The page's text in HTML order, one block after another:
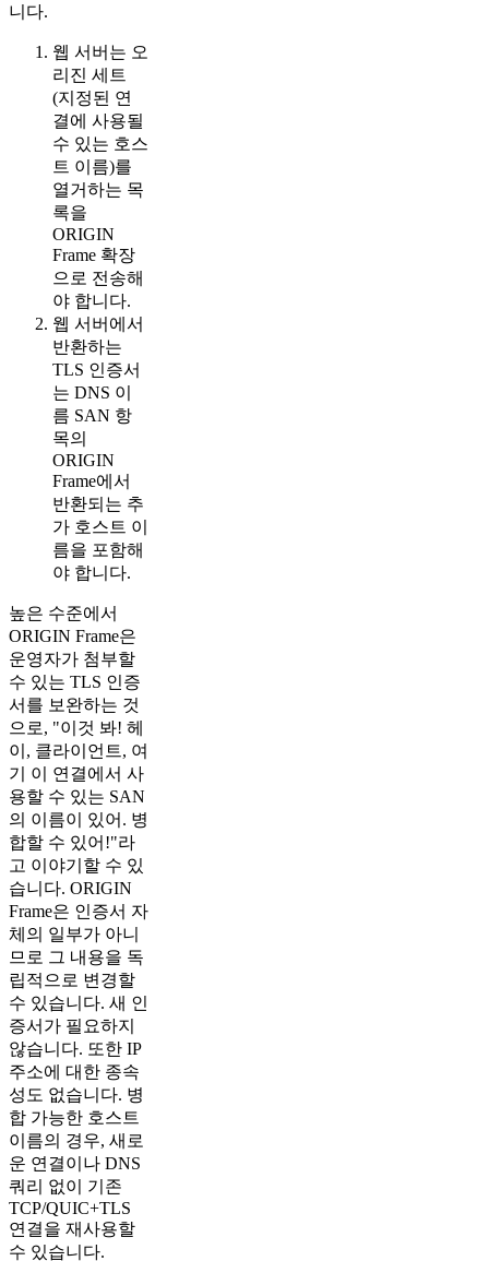
니다.
웹 서버는 오
리진 세트
(지정된 연
결에 사용될
수 있는 호스
트 이름)를
열거하는 목
록을
ORIGIN
Frame 확장
으로 전송해
야 합니다.
웹 서버에서
반환하는
TLS 인증서
는 DNS 이
름 SAN 항
목의
ORIGIN
Frame에서
반환되는 추
가 호스트 이
름을 포함해
야 합니다.
높은 수준에서
ORIGIN Frame은
운영자가 첨부할
수 있는 TLS 인증
서를 보완하는 것
으로, "이것 봐! 헤
이, 클라이언트, 여
기 이 연결에서 사
용할 수 있는 SAN
의 이름이 있어. 병
합할 수 있어!"라
고 이야기할 수 있
습니다. ORIGIN
Frame은 인증서 자
체의 일부가 아니
므로 그 내용을 독
립적으로 변경할
수 있습니다. 새 인
증서가 필요하지
않습니다. 또한 IP
주소에 대한 종속
성도 없습니다. 병
합 가능한 호스트
이름의 경우, 새로
운 연결이나 DNS
쿼리 없이 기존
TCP/QUIC+TLS
연결을 재사용할
수 있습니다.